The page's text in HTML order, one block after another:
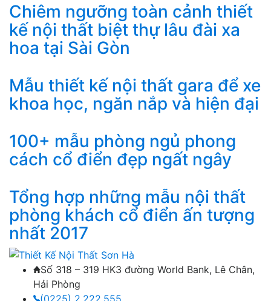
Chiêm ngưỡng toàn cảnh thiết
kế nội thất biệt thự lâu đài xa
hoa tại Sài Gòn
Mẫu thiết kế nội thất gara để xe
khoa học, ngăn nắp và hiện đại
100+ mẫu phòng ngủ phong
cách cổ điển đẹp ngất ngây
Tổng hợp những mẫu nội thất
phòng khách cổ điển ấn tượng
nhất 2017
Số 318 – 319 HK3 đường World Bank, Lê Chân,
Hải Phòng